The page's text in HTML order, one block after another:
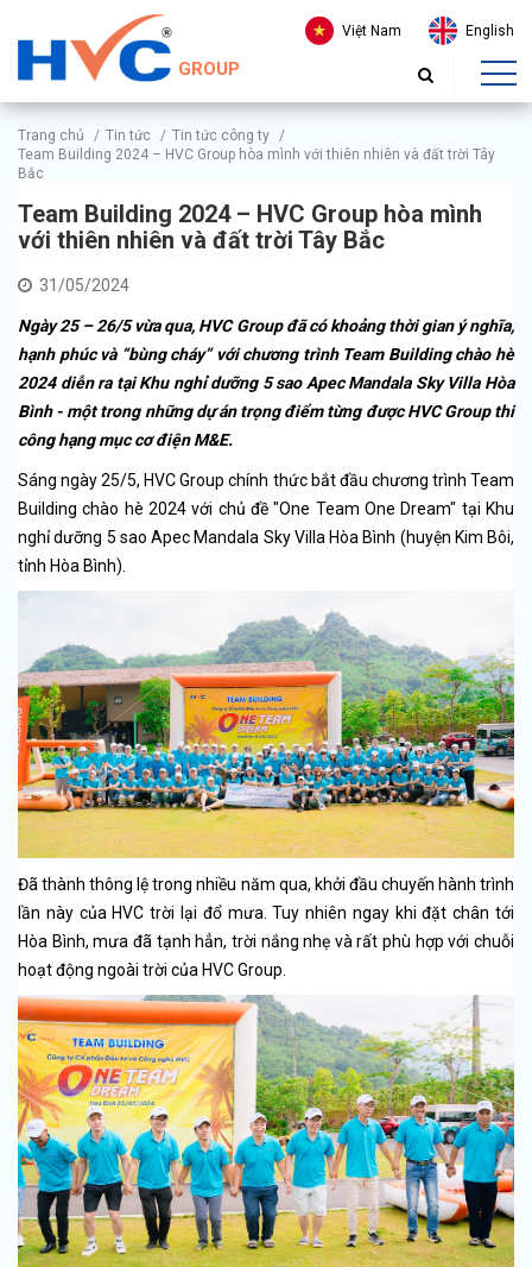
GROUP
Việt Nam English
Trang chủ / Tin tức / Tin tức công ty /
Team Building 2024 – HVC Group hòa mình với thiên nhiên và đất trời Tây
Bắc
Team Building 2024 – HVC Group hòa mình
với thiên nhiên và đất trời Tây Bắc
31/05/2024
Ngày 25 – 26/5 vừa qua, HVC Group đã có khoảng thời gian ý nghĩa,
hạnh phúc và “bùng cháy” với chương trình Team Building chào hè
2024 diễn ra tại Khu nghỉ dưỡng 5 sao Apec Mandala Sky Villa Hòa
Bình - một trong những dự án trọng điểm từng được HVC Group thi
công hạng mục cơ điện M&E.
Sáng ngày 25/5, HVC Group chính thức bắt đầu chương trình Team
Building chào hè 2024 với chủ đề "One Team One Dream" tại Khu
nghỉ dưỡng 5 sao Apec Mandala Sky Villa Hòa Bình (huyện Kim Bôi,
tỉnh Hòa Bình).
Đã thành thông lệ trong nhiều năm qua, khởi đầu chuyến hành trình
lần này của HVC trời lại đổ mưa. Tuy nhiên ngay khi đặt chân tới
Hòa Bình, mưa đã tạnh hẳn, trời nắng nhẹ và rất phù hợp với chuỗi
hoạt động ngoài trời của HVC Group.